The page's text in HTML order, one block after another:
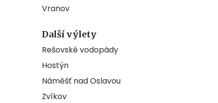
Vranov
Další výlety
Rešovské vodopády
Hostýn
Náměšť nad Oslavou
Zvíkov